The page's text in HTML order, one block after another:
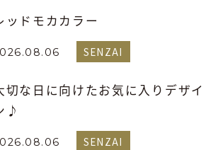
ッドモカカラー
SENZAI
切な日に向けたお気に入りデザイ
♪
SENZAI